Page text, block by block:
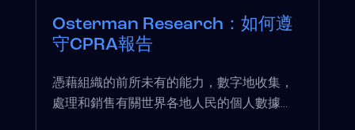
Osterman Research：如何遵
守CPRA報告
憑藉組織的前所未有的能力，數字地收集，
處理和銷售有關世界各地人民的個人數據...